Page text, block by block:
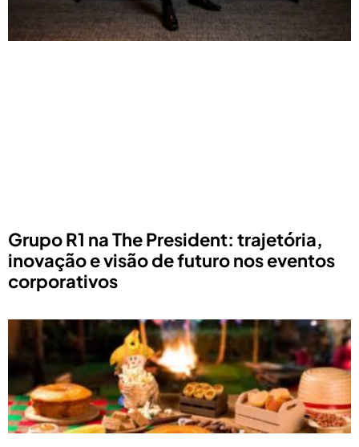
Grupo R1 na The President: trajetória,
inovação e visão de futuro nos eventos
corporativos